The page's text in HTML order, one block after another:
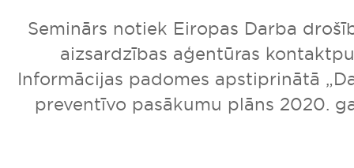
Seminārs notiek Eiropas Darba
aizsardzības aģentūras
Informācijas padomes apstiprinātā
preventīvo pasākumu plāns 2020.